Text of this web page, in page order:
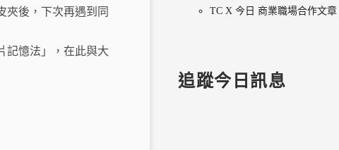
夾後，下次再遇到同
記憶法」，在此與大
TC X 今日 商業職場合作文章
追蹤今日訊息